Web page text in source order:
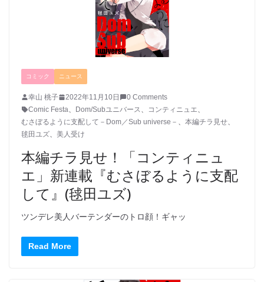
コミック ニュース
幸山 桃子 2022年11月10日
0 Comments
Comic Festa、 Dom/Subユニバース、 コンティニュエ、
むさぼるように支配して－Dom／Sub universe－ 、 本編チラ見せ、
毬田ユズ、 美人受け
本編チラ見せ！「コンティニュ
エ」新連載『むさぼるように支配
して』(毬田ユズ)
ツンデレ美人バーテンダーのトロ顔！ギャッ
Read More